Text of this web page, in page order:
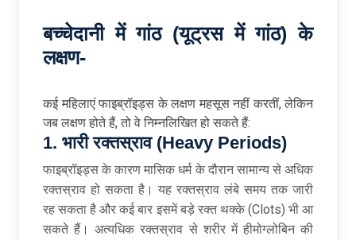
बच्चेदानी में गांठ (यूट्रस में गांठ) के
लक्षण-
कई महिलाएं फाइब्रॉइड्स के लक्षण महसूस नहीं करतीं, लेकिन
जब लक्षण होते हैं, तो वे निम्नलिखित हो सकते हैं:
1. भारी रक्तस्राव (Heavy Periods)
फाइब्रॉइड्स के कारण मासिक धर्म के दौरान सामान्य से अधिक
रक्तस्राव हो सकता है। यह रक्तस्राव लंबे समय तक जारी
रह सकता है और कई बार इसमें बड़े रक्त थक्के (Clots) भी आ
सकते हैं। अत्यधिक रक्तस्राव से शरीर में हीमोग्लोबिन की